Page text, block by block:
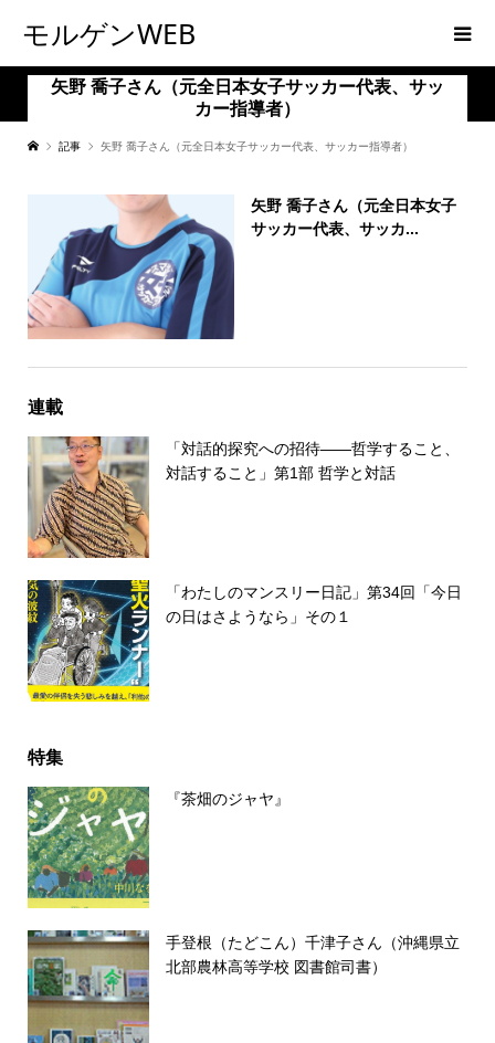
モルゲンWEB
矢野 喬子さん（元全日本女子サッカー代表、サッ
カー指導者）
記事 矢野 喬子さん（元全日本女子サッカー代表、サッカー指導者）
矢野 喬子さん（元全日本女子
サッカー代表、サッカ...
連載
「対話的探究への招待――哲学すること、
対話すること」第1部 哲学と対話
「わたしのマンスリー日記」第34回「今日
の日はさようなら」その１
特集
『茶畑のジャヤ』
手登根（たどこん）千津子さん（沖縄県立
北部農林高等学校 図書館司書）